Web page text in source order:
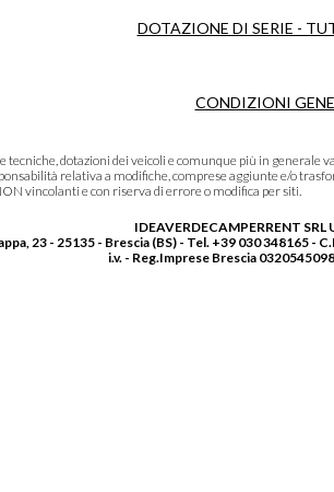
DOTAZIONE DI SERIE -
CONDIZIONI
tecniche, dotazioni dei veicoli e comunque più in generale
relativa a modifiche, comprese aggiunte e/o
vincolanti e con riserva di errore o modifica per siti.
IDEAVERDECAMPERRENT SRL
23 - 25135 - Brescia (BS) - Tel. +39 030 348165 -
i.v. - Reg.Imprese Brescia